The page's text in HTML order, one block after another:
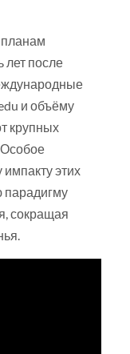
лет после
и объёму
крупных
этих
парадигму
сокращая